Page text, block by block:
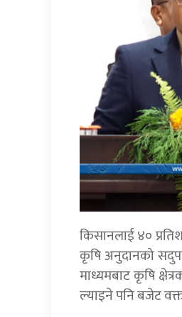
किसानलाई ४०
कृषि अनुदानको
माध्यमबाट कृषि
ल्याइने पनि बजेट